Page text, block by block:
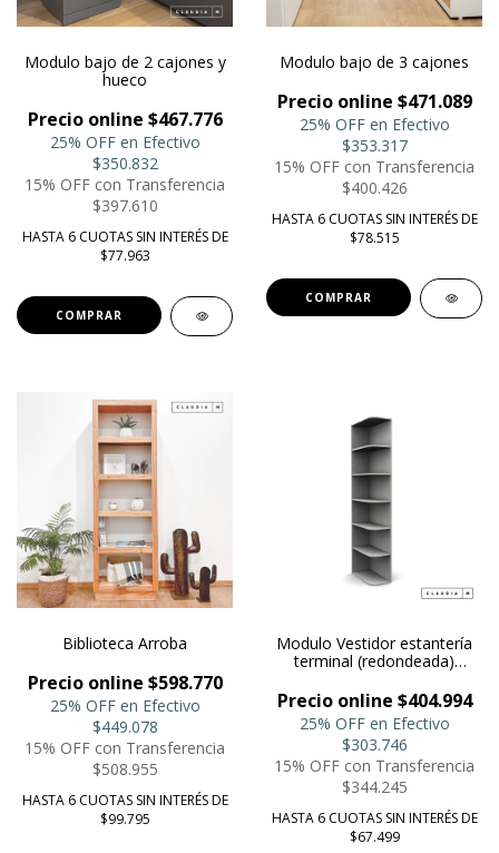
Modulo bajo de 2 cajones y
hueco
Precio online $467.776
25% OFF en Efectivo
$350.832
15% OFF con Transferencia
$397.610
HASTA 6 CUOTAS SIN INTERÉS DE
$77.963
COMPRAR
Modulo bajo de 3 cajones
Precio online $471.089
25% OFF en Efectivo
$353.317
15% OFF con Transferencia
$400.426
HASTA 6 CUOTAS SIN INTERÉS DE
$78.515
COMPRAR
Biblioteca Arroba
Precio online $598.770
25% OFF en Efectivo
$449.078
15% OFF con Transferencia
$508.955
HASTA 6 CUOTAS SIN INTERÉS DE
$99.795
Modulo Vestidor estantería
terminal (redondeada)
Precio online $404.994
25% OFF en Efectivo
$303.746
15% OFF con Transferencia
$344.245
HASTA 6 CUOTAS SIN INTERÉS DE
$67.499